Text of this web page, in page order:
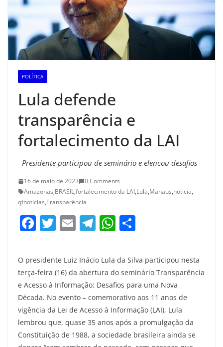
POLÍTICA
Lula defende
transparência e
fortalecimento da LAI
Presidente participou de seminário e elencou desafios
16 de maio de 2023
0 Comments
Amazonas,BRASIL,fortalecimento da LAI,Lula,Manaus,noticia,
qfnotícias,Transparência
F
c
e
b
o
o
k
T
itt
er
E
ai
l
T
e
gr
a
m
W
at
s
A
p
p
ar
e
O presidente Luiz Inácio Lula da Silva participou nesta
terça-feira (16) da abertura do seminário Transparência
e Acesso à Informação: Desafios para uma Nova
Década. No evento – comemorativo aos 11 anos de
vigência da Lei de Acesso à Informação (LAI), Lula
lembrou que, quase 35 anos após a promulgação da
Constituição de 1988, a sociedade brasileira ainda se